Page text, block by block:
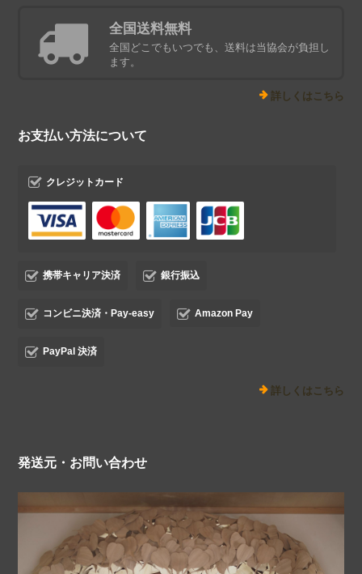
全国送料無料
全国どこでもいつでも、送料は当協会が負担し
ます。
詳しくはこちら
お支払い方法について
クレジットカード
携帯キャリア決済 銀行振込
コンビニ決済・Pay-easy Amazon Pay
PayPal 決済
詳しくはこちら
発送元・お問い合わせ